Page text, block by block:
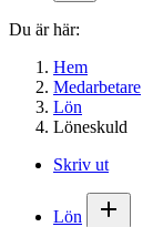
Du är här:
Hem
Medarbetare
Lön
Löneskuld
Skriv ut
Lön